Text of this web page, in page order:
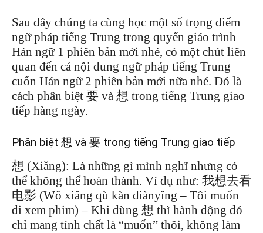
Sau đây chúng ta cùng học một số trọng điểm
ngữ pháp tiếng Trung trong quyển giáo trình
Hán ngữ 1 phiên bản mới nhé, có một chút liên
quan đến cả nội dung ngữ pháp tiếng Trung
cuốn Hán ngữ 2 phiên bản mới nữa nhé. Đó là
cách phân biệt 要 và 想 trong tiếng Trung giao
tiếp hàng ngày.
Phân biệt 想 và 要 trong tiếng Trung giao tiếp
想 (Xiǎng): Là những gì mình nghĩ nhưng có
thể không thể hoàn thành. Ví dụ như: 我想去看
电影 (Wǒ xiǎng qù kàn diànyǐng – Tôi muốn
đi xem phim) – Khi dùng 想 thì hành động đó
chỉ mang tính chất là “muốn” thôi, không làm